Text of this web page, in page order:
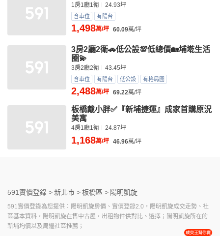
1房1廳1衛 24.93坪
含車位 有陽台
1,498萬/坪 60.09萬/坪
3房2廳2衛🚗低公設💯低總價🏡埔墘生活
圈💫
3房2廳2衛 43.45坪
含車位 有陽台 低公設 有格局圖
2,488萬/坪 69.22萬/坪
板橋戴小胖✅『新埔捷運』成家首購原況
美寓
4房1廳1衛 24.87坪
1,168萬/坪 46.96萬/坪
591實價登錄 >新北市 >板橋區 > 陽明凱旋
591實價登錄為您提供：陽明凱旋房價、實價登錄2.0，陽明凱旋成交走勢、社
區基本資料，陽明凱旋在售中古屋，出租物件供對比、選擇；陽明凱旋所在的
新埔均價以及周邊社區推薦；